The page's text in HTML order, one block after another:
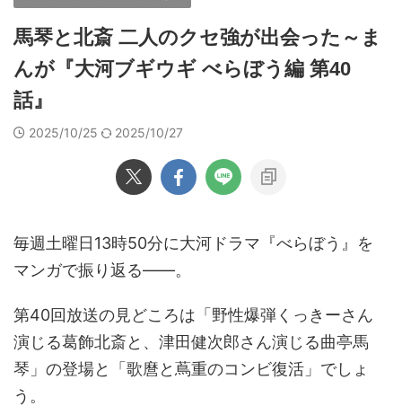
馬琴と北斎 二人のクセ強が出会った～ま
んが『大河ブギウギ べらぼう編 第40
話』
2025/10/25 2025/10/27
毎週土曜日13時50分に大河ドラマ『べらぼう』を
マンガで振り返る――。
第40回放送の見どころは「野性爆弾くっきーさん
演じる葛飾北斎と、津田健次郎さん演じる曲亭馬
琴」の登場と「歌麿と蔦重のコンビ復活」でしょ
う。